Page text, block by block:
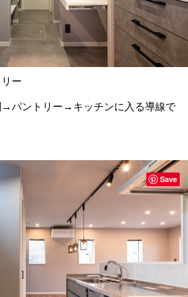
ー
→パントリー→キッチンに入る導線で
Save